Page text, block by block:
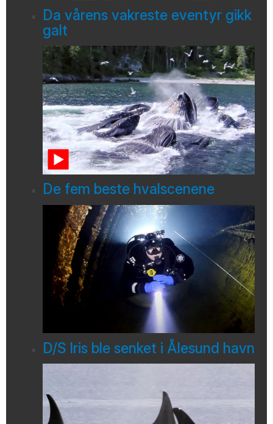
Da vårens vakreste eventyr gikk
galt
De fem beste hvalscenene
D/S Iris ble senket i Ålesund havn